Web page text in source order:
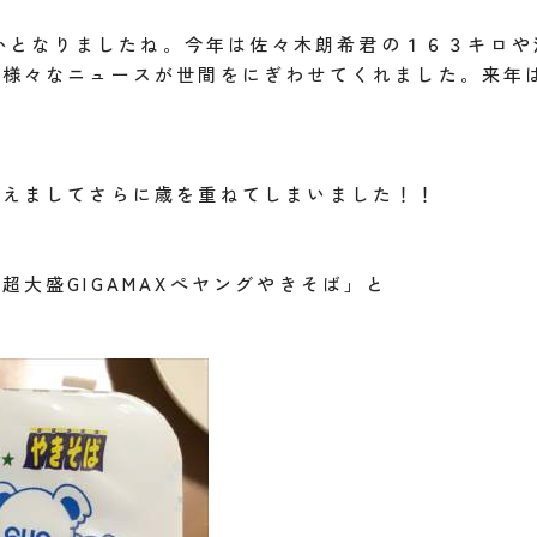
なりましたね。今年は佐々木朗希君の１６３キロ
々なニュースが世間をにぎわせてくれました。来
ましてさらに歳を重ねてしまいました！！
大盛GIGAMAXぺヤングやきそば」と